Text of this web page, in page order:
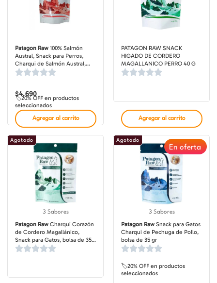
Patagon Raw 100% Salmón
Austral, Snack para Perros,
Charqui de Salmón Austral,
bolsa de 40 gr
$4.690
🏷️20% OFF en productos
seleccionados
Agregar al carrito
PATAGON RAW SNACK
HIGADO DE CORDERO
MAGALLANICO PERRO 40 G
Agregar al carrito
3 Sabores
Patagon Raw Charqui Corazón
de Cordero Magallánico,
Snack para Gatos, bolsa de 35
gr
Agotado
3 Sabores
Patagon Raw Snack para Gatos
Charqui de Pechuga de Pollo,
bolsa de 35 gr
Agotado
En oferta
🏷️20% OFF en productos
seleccionados